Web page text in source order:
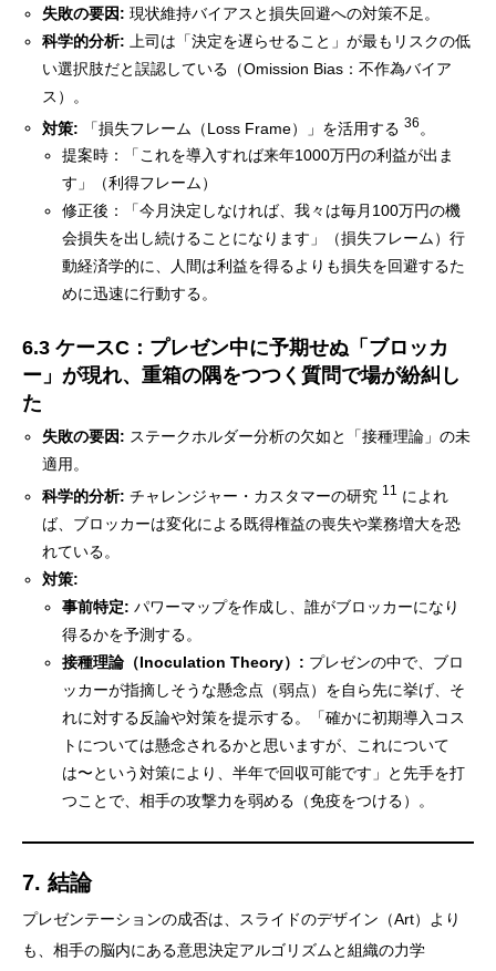
失敗の要因: 現状維持バイアスと損失回避への対策不足。
科学的分析: 上司は「決定を遅らせること」が最もリスクの低
い選択肢だと誤認している（Omission Bias：不作為バイア
ス）。
対策: 「損失フレーム（Loss Frame）」を活用する36 。
提案時：「これを導入すれば来年1000万円の利益が出ま
す」（利得フレーム）
修正後：「今月決定しなければ、我々は毎月100万円の機
会損失を出し続けることになります」（損失フレーム）行
動経済学的に、人間は利益を得るよりも損失を回避するた
めに迅速に行動する。
6.3 ケースC：プレゼン中に予期せぬ「ブロッカ
ー」が現れ、重箱の隅をつつく質問で場が紛糾し
た
失敗の要因: ステークホルダー分析の欠如と「接種理論」の未
適用。
科学的分析: チャレンジャー・カスタマーの研究 11
によれ
ば、ブロッカーは変化による既得権益の喪失や業務増大を恐
れている。
対策:
事前特定: パワーマップを作成し、誰がブロッカーになり
得るかを予測する。
接種理論（Inoculation Theory）: プレゼンの中で、ブロ
ッカーが指摘しそうな懸念点（弱点）を自ら先に挙げ、そ
れに対する反論や対策を提示する。「確かに初期導入コス
トについては懸念されるかと思いますが、これについて
は〜という対策により、半年で回収可能です」と先手を打
つことで、相手の攻撃力を弱める（免疫をつける）。
7. 結論
プレゼンテーションの成否は、スライドのデザイン（Art）より
も、相手の脳内にある意思決定アルゴリズムと組織の力学